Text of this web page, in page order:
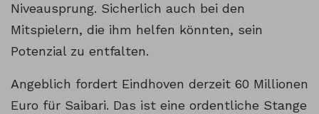
Niveausprung. Sicherlich auch bei den
Mitspielern, die ihm helfen könnten, sein
Potenzial zu entfalten.
Angeblich fordert Eindhoven derzeit 60 Millionen
Euro für Saibari. Das ist eine ordentliche Stange